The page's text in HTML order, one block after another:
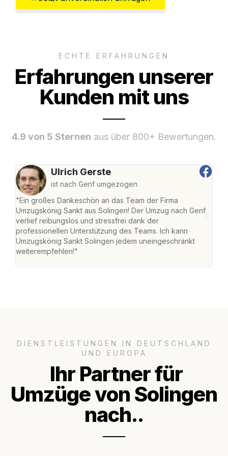
ECHTE ERFAHRUNGEN
Erfahrungen unserer
Kunden mit uns
4.9 von 5 Sternen aus über 800+ Bewertungen.
Ulrich Gerste
ist nach Genf umgezogen
"Ein großes Dankeschön an das Team der Firma
Umzugskönig Sankt aus Solingen! Der Umzug nach Genf
verlief reibungslos und stressfrei dank der
professionellen Unterstützung des Teams. Ich kann
Umzugskönig Sankt Solingen jedem uneingeschränkt
weiterempfehlen!"
DIENSTLEISTUNGEN IN DEUTSCHLAND
UND EUROPA
Ihr Partner für
Umzüge von Solingen
nach..